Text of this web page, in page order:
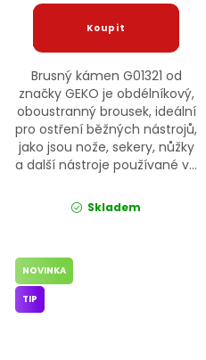
Brusný kámen G01321 od
značky GEKO je obdélníkový,
oboustranný brousek, ideální
pro ostření běžných nástrojů,
jako jsou nože, sekery, nůžky
a další nástroje používané v...
Skladem
NOVINKA
TIP